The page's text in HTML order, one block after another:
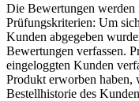
Die Bewertungen
Prüfungskriterien: Um
Kunden abgegeben
Bewertungen verfassen.
eingeloggten Kunden
Produkt erworben haben,
Bestellhistorie des